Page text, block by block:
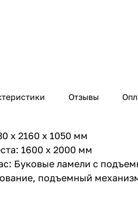
Отзывы
х 2160 х 1050 мм
1600 х 2000 мм
Буковые ламели с
подъемный